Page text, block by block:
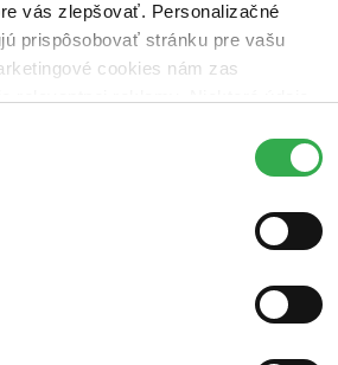
vás zlepšovať. Personalizačné
prispôsobovať stránku pre vašu
cookies nám zas
všetky tieto cookies. Ďakujeme!